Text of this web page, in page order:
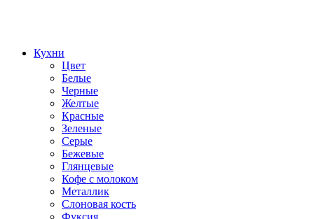
Кухни
Цвет
Белые
Черные
Желтые
Красные
Зеленые
Серые
Бежевые
Глянцевые
Кофе с молоком
Металлик
Слоновая кость
Фуксия